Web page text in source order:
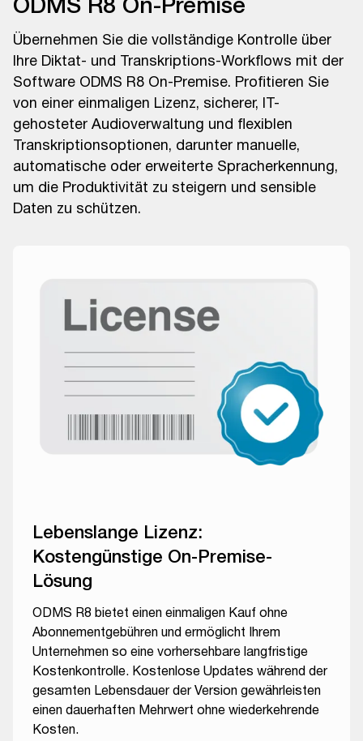
Übernehmen Sie die vollständige Kontrolle über
Ihre Diktat- und Transkriptions-Workflows mit der
Software ODMS R8 On-Premise. Profitieren Sie
von einer einmaligen Lizenz, sicherer, IT-
gehosteter Audioverwaltung und flexiblen
Transkriptionsoptionen, darunter manuelle,
automatische oder erweiterte Spracherkennung,
um die Produktivität zu steigern und sensible
Daten zu schützen.
Lebenslange Lizenz:
Kostengünstige On-Premise-
Lösung
ODMS R8 bietet einen einmaligen Kauf ohne
Abonnementgebühren und ermöglicht Ihrem
Unternehmen so eine vorhersehbare langfristige
Kostenkontrolle. Kostenlose Updates während der
gesamten Lebensdauer der Version gewährleisten
einen dauerhaften Mehrwert ohne wiederkehrende
Kosten.